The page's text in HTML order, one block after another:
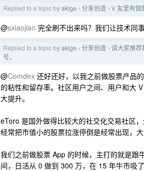
Replied to a topic byakige › 分享创造 › V 友里有做
@sxiaojian 完全刷不出来吗？我们让技术同
Replied to a topic byakige › 分享创造 › 请大家推荐
号。
@Comdex 还好还好，以我之前做股票产品
的粘性和留存率。社区用户之间、用户和大
大提升。
eToro 是国外做得比较大的社交化交易社区
经常把市值小的股票拉涨停倒是经常出现，
我们之前做股票 App 的时候，主打的就是跟
间，日活从 0 做到 300 万，在 15 年牛市吸